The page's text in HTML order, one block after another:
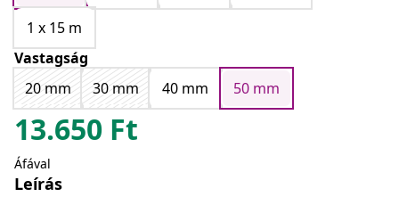
1 x 15 m
Vastagság
20 mm
30 mm 40 mm 50 mm
13.650 Ft
Áfával
Leírás